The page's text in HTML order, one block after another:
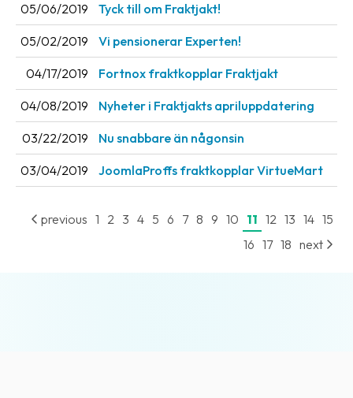
About
the
company
About
Fraktjakt
Media
Coworkers
&
05/06/2019 Tyck till om Fraktjakt!
05/02/2019 Vi pensionerar Experten!
04/17/2019 Fortnox fraktkopplar Fraktjakt
04/08/2019 Nyheter i Fraktjakts apriluppdatering
03/22/2019 Nu snabbare än någonsin
03/04/2019 JoomlaProffs fraktkopplar VirtueMart
previous 1 2 3 4 5 6 7 8 9 10 11 12 13 14 15
16 17 18 next